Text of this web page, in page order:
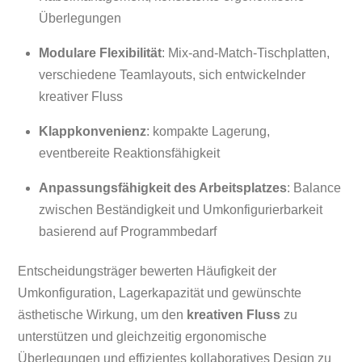
Überlegungen
Modulare Flexibilität: Mix-and-Match-Tischplatten,
verschiedene Teamlayouts, sich entwickelnder
kreativer Fluss
Klappkonvenienz: kompakte Lagerung,
eventbereite Reaktionsfähigkeit
Anpassungsfähigkeit des Arbeitsplatzes: Balance
zwischen Beständigkeit und Umkonfigurierbarkeit
basierend auf Programmbedarf
Entscheidungsträger bewerten Häufigkeit der
Umkonfiguration, Lagerkapazität und gewünschte
ästhetische Wirkung, um den kreativen Fluss zu
unterstützen und gleichzeitig ergonomische
Überlegungen und effizientes kollaboratives Design zu